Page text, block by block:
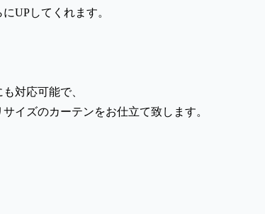
UPしてくれます。
対応可能で、
イズのカーテンをお仕立て致します。